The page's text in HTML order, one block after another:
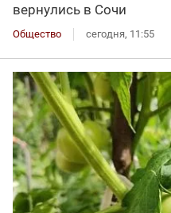
вернулись в Сочи
Общество сегодня, 11:55